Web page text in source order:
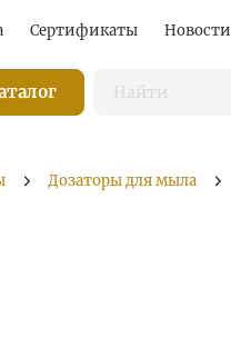
Сертификаты Новости
Дозаторы для мыла